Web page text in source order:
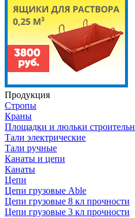
Продукция
Стропы
Краны
Площадки и люльки
Тали электрические
Тали ручные
Канаты и цепи
Канаты
Цепи
Цепи грузовые Able
Цепи грузовые 8 кл прочности
Цепи грузовые 3 кл прочности